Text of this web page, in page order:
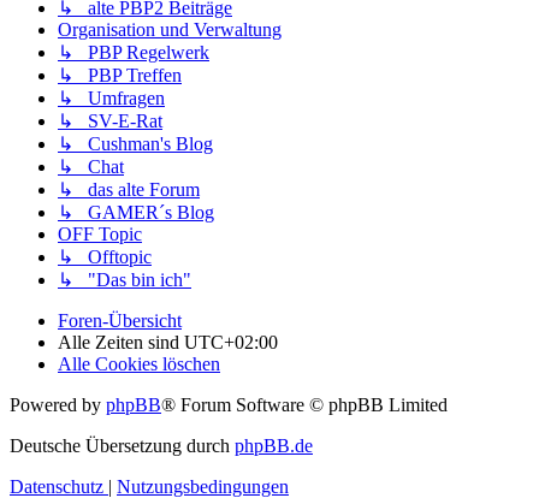
↳ alte PBP2 Beiträge
Organisation und Verwaltung
↳ PBP Regelwerk
↳ PBP Treffen
↳ Umfragen
↳ SV-E-Rat
↳ Cushman's Blog
↳ Chat
↳ das alte Forum
↳ GAMER´s Blog
OFF Topic
↳ Offtopic
↳ "Das bin ich"
Foren-Übersicht
Alle Zeiten sind UTC+02:00
Alle Cookies löschen
Powered by phpBB® Forum Software © phpBB Limited
Deutsche Übersetzung durch phpBB.de
Datenschutz | Nutzungsbedingungen